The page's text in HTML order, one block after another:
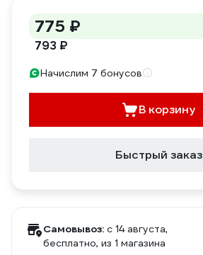
775 ₽
793 ₽
Начислим 7 бонусов
В корзину
Быстрый заказ
Самовывоз: c 14 августа,
бесплатно, из 1 магазина